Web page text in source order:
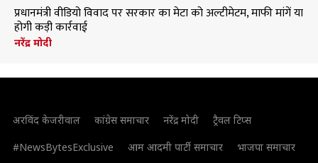
प्रधानमंत्री वीडियो विवाद पर सरकार का मेटा को अल्टीमेटम, माफी मांगें या
होगी कड़ी कार्रवाई
नरेंद्र मोदी
अरविंद केजरीवाल कांग्रेस समाचार नरेंद्र मोदी
ट्रैवल टिप्स
#NewsBytesExclusive
आम आदमी पार्टी समाचार
भाजपा समाचार